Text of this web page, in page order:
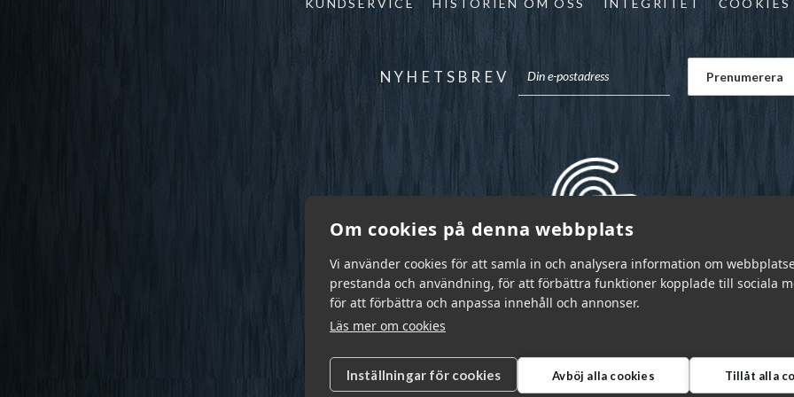
Om cookies på denna webbplats
Vi använder cookies för att samla in och analysera information om
prestanda och användning, för att förbättra funktioner kopplade till sociala
för att förbättra och anpassa innehåll och annonser.
Läs mer om cookies
Inställningar för cookies Avböj alla cookies Tillåt alla
KUNDSERVICE HISTORIEN OM OSS INTEGRITET COOKIES
NYHETSBREV
Garnr Sverige AB © 2026 | info@garnr.se 031 - 92